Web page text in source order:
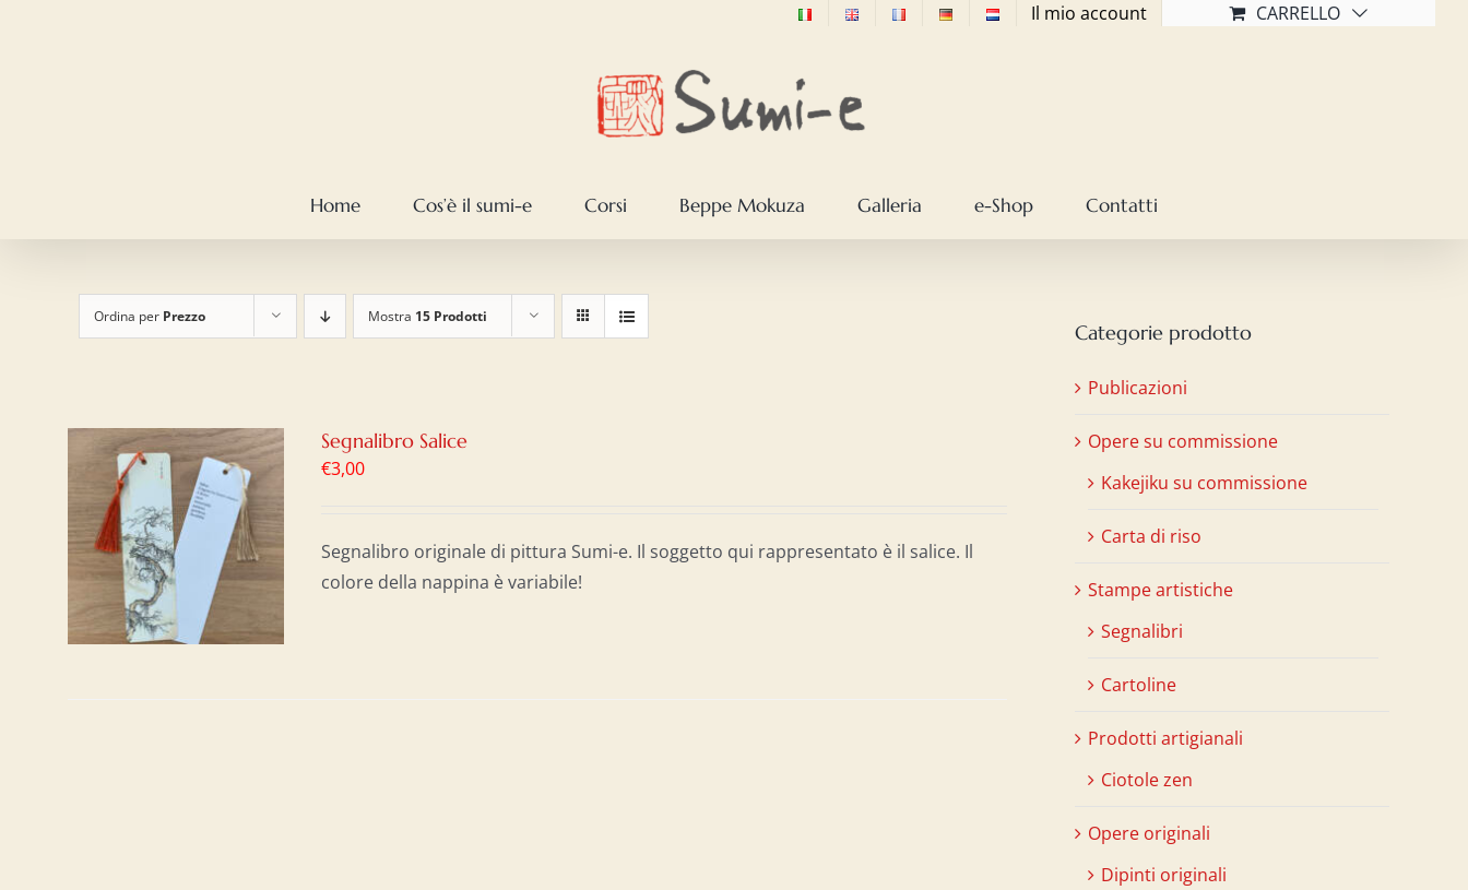
Il mio account CARRELLO
Home Cos’è il sumi-e Corsi Beppe Mokuza Galleria e-Shop Contatti
Ordina per Prezzo Mostra 15 Prodotti
Segnalibro Salice
€3,00
Segnalibro originale di pittura Sumi-e. Il soggetto qui rappresentato è il salice. Il
colore della nappina è variabile!
Categorie prodotto
Publicazioni
Opere su commissione
Kakejiku su commissione
Carta di riso
Stampe artistiche
Segnalibri
Cartoline
Prodotti artigianali
Ciotole zen
Opere originali
Dipinti originali